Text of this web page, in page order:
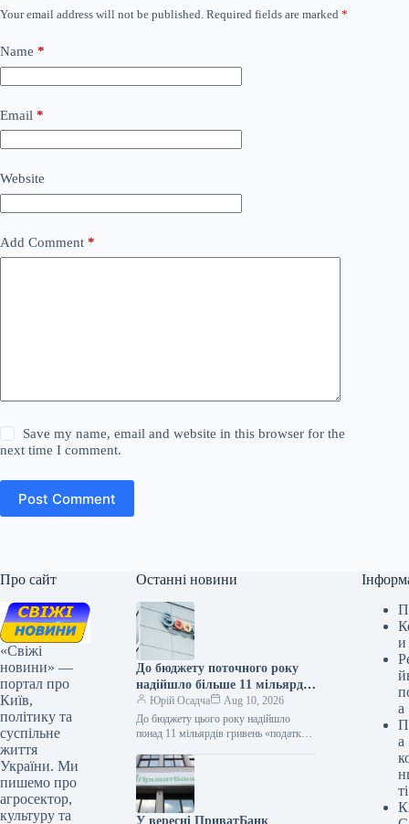
Your email address will not be published. Required fields are marked *
Name *
Email *
Website
Add Comment *
Save my name, email and website in this browser for the
next time I comment.
Post Comment
Про сайт
«Свіжі
новини» —
портал про
Київ,
політику та
суспільне
життя
України. Ми
пишемо про
агросектор,
культуру та
Останні новини
До бюджету поточного року
надійшло більше 11 мільярдів
гривень «податку на Google»
Юрій Осадча
Aug 10, 2026
До бюджету цього року надійшло
понад 11 мільярдів гривень «податку
Укрінформ За перші сім місяців
2026…
У вересні ПриватБанк
и
а
а
ті